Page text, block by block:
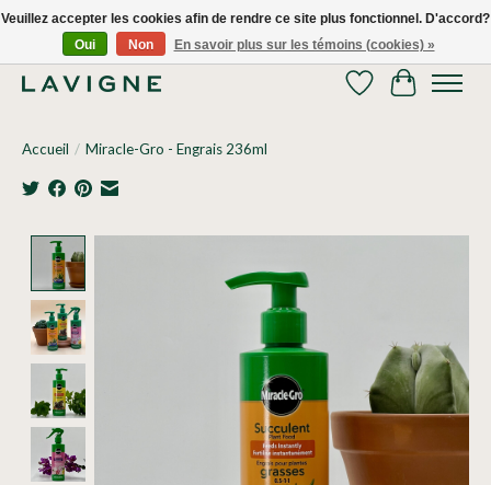
Nous livrons tous les jours dans le Grand Montréal! 514.521.0118
Liste de souhaits
Panier
Accueil / Miracle-Gro - Engrais 236ml
Veuillez accepter les cookies afin de rendre ce site plus fonctionnel. D'accord?
Oui
Non En savoir plus sur les témoins (cookies) »